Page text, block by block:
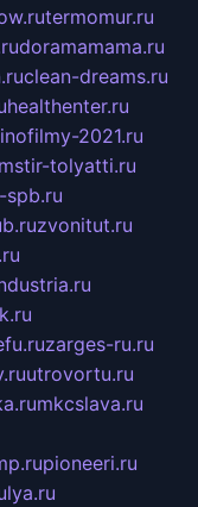
termomur.ru
doramamama.ru
clean-dreams.ru
healthenter.ru
2021.ru
tolyatti.ru
spb.ru
zvonitut.ru
zarges-ru.ru
utrovortu.ru
mkcslava.ru
pioneeri.ru